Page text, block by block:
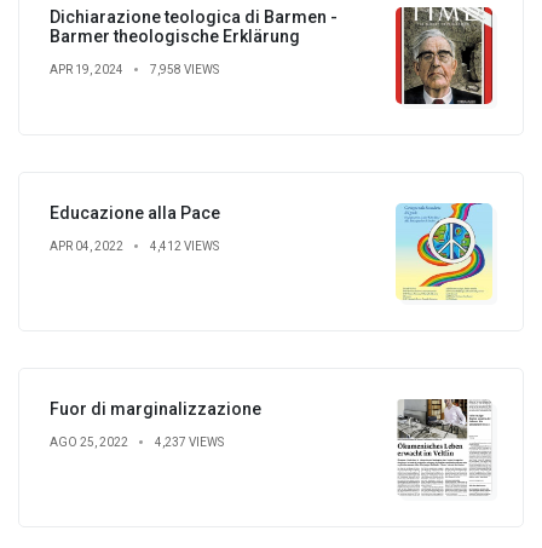
Dichiarazione teologica di Barmen -
Barmer theologische Erklärung
APR 19, 2024 7,958 VIEWS
Educazione alla Pace
APR 04, 2022 4,412 VIEWS
Fuor di marginalizzazione
AGO 25, 2022 4,237 VIEWS